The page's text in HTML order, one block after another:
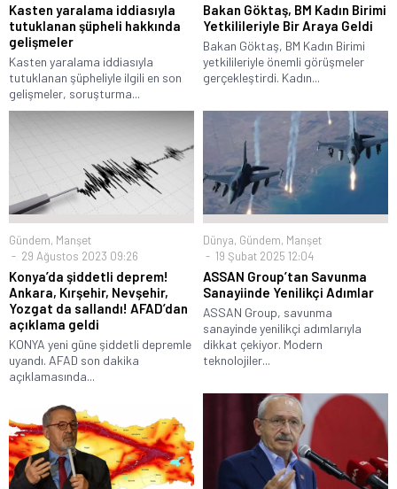
Kasten yaralama iddiasıyla
tutuklanan şüpheli hakkında
gelişmeler
Kasten yaralama iddiasıyla
tutuklanan şüpheliyle ilgili en son
gelişmeler, soruşturma...
Bakan Göktaş, BM Kadın Birimi
Yetkilileriyle Bir Araya Geldi
Bakan Göktaş, BM Kadın Birimi
yetkilileriyle önemli görüşmeler
gerçekleştirdi. Kadın...
Gündem, Manşet
29 Ağustos 2023 09:26
Konya’da şiddetli deprem!
Ankara, Kırşehir, Nevşehir,
Yozgat da sallandı! AFAD’dan
açıklama geldi
KONYA yeni güne şiddetli depremle
uyandı. AFAD son dakika
açıklamasında...
Dünya, Gündem, Manşet
19 Şubat 2025 12:04
ASSAN Group’tan Savunma
Sanayiinde Yenilikçi Adımlar
ASSAN Group, savunma
sanayinde yenilikçi adımlarıyla
dikkat çekiyor. Modern
teknolojiler...